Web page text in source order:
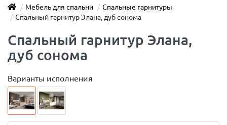
Мебель для спальни
Спальные гарнитуры
Спальный гарнитур Элана, дуб сонома
Спальный гарнитур Элана,
дуб сонома
Варианты исполнения